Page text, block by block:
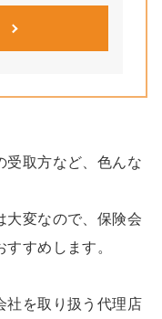
受取方など、色んな
大変なので、保険会
すめします。
社を取り扱う代理店